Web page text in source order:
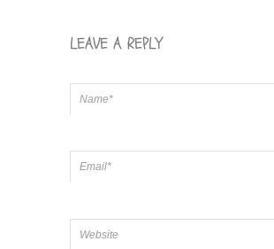
LEAVE A REPLY